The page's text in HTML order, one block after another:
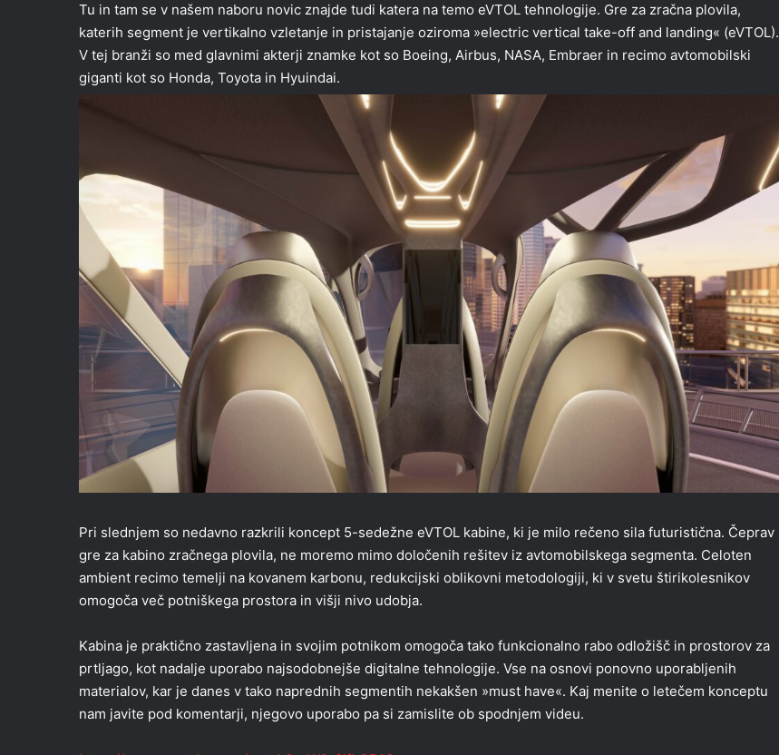
Tu in tam se v našem naboru novic znajde tudi katera na temo eVTOL tehnologije. Gre za zračna plovila,
katerih segment je vertikalno vzletanje in pristajanje oziroma »electric vertical take-off and landing« (eVTOL).
V tej branži so med glavnimi akterji znamke kot so Boeing, Airbus, NASA, Embraer in recimo avtomobilski
giganti kot so Honda, Toyota in Hyuindai.
Pri slednjem so nedavno razkrili koncept 5-sedežne eVTOL kabine, ki je milo rečeno sila futuristična. Čeprav
gre za kabino zračnega plovila, ne moremo mimo določenih rešitev iz avtomobilskega segmenta. Celoten
ambient recimo temelji na kovanem karbonu, redukcijski oblikovni metodologiji, ki v svetu štirikolesnikov
omogoča več potniškega prostora in višji nivo udobja.
Kabina je praktično zastavljena in svojim potnikom omogoča tako funkcionalno rabo odložišč in prostorov za
prtljago, kot nadalje uporabo najsodobnejše digitalne tehnologije. Vse na osnovi ponovno uporabljenih
materialov, kar je danes v tako naprednih segmentih nekakšen »must have«. Kaj menite o letečem konceptu
nam javite pod komentarji, njegovo uporabo pa si zamislite ob spodnjem videu.